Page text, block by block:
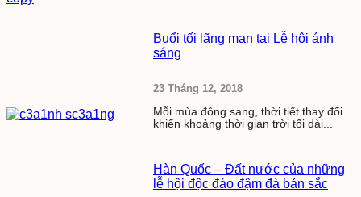
Buổi tối lãng mạn tại Lễ hội ánh
sáng
23 Tháng 12, 2018
Mỗi mùa đông sang, thời tiết thay đổi
khiến khoảng thời gian trời tối dài...
Hàn Quốc – Đất nước của những
lễ hội độc đáo đậm đà bản sắc